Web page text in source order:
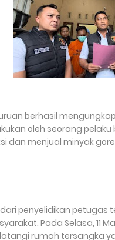
berhasil
oleh seorang
dan menjual minyak
penyelidikan
Pada Selasa, 11
rumah tersangka